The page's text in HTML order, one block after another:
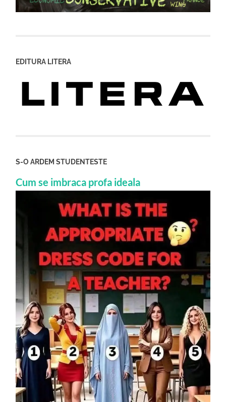
EDITURA LITERA
S-O ARDEM STUDENTESTE
Cum se imbraca profa ideala